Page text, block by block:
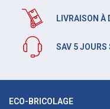
LIVRAISON À
SAV 5 JOURS
ECO-BRICOLAGE